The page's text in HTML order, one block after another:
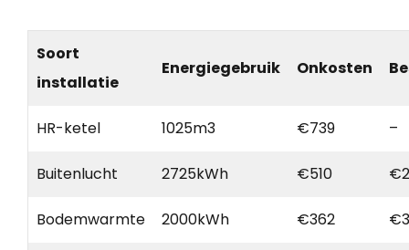
Soort
installatie
Energiegebruik Onkosten
HR-ketel 1025m3 €739 –
Buitenlucht 2725kWh €510
Bodemwarmte 2000kWh €362